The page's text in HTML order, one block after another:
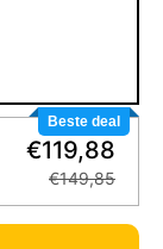
Beste deal
€119,88
€149,85